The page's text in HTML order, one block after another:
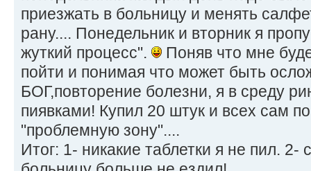
приезжать в больницу и менять
рану.... Понедельник и вторник я
жуткий процесс".
Поняв что мне
пойти и понимая что может быть
БОГ,повторение болезни, я в среду
пиявками! Купил 20 штук и всех сам
"проблемную зону"....
Итог: 1- никакие таблетки я не пил.